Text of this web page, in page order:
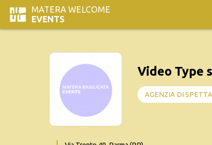
MATERA WELCOME
EVENTS
Video Type
AGENZIA DI